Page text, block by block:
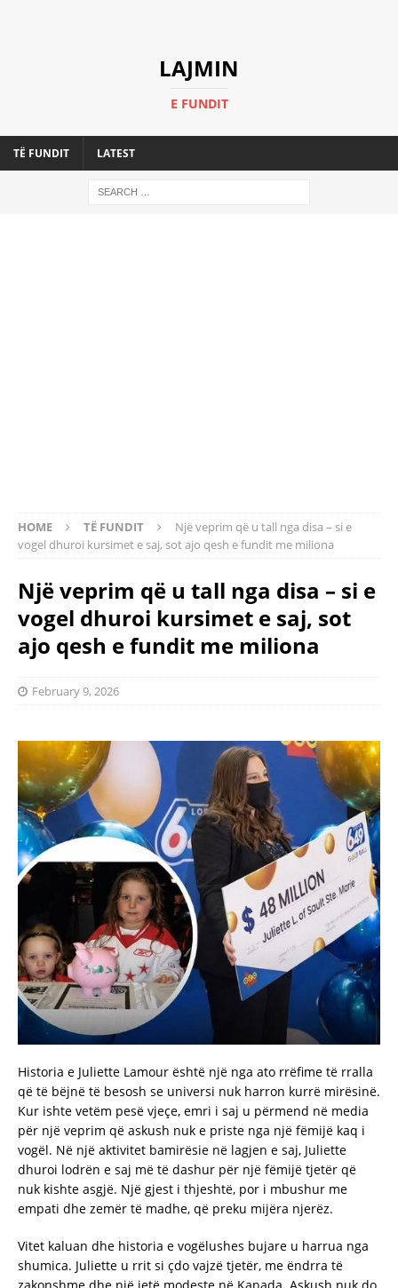
LAJMIN
E FUNDIT
TË FUNDIT LATEST
HOME TË FUNDIT
Një veprim që u tall nga disa – si e
vogel dhuroi kursimet e saj, sot ajo qesh e fundit me miliona
Një veprim që u tall nga disa – si e
vogel dhuroi kursimet e saj, sot
ajo qesh e fundit me miliona
February 9, 2026
Historia e Juliette Lamour është një nga ato rrëfime të rralla
që të bëjnë të besosh se universi nuk harron kurrë mirësinë.
Kur ishte vetëm pesë vjeçe, emri i saj u përmend në media
për një veprim që askush nuk e priste nga një fëmijë kaq i
vogël. Në një aktivitet bamirësie në lagjen e saj, Juliette
dhuroi lodrën e saj më të dashur për një fëmijë tjetër që
nuk kishte asgjë. Një gjest i thjeshtë, por i mbushur me
empati dhe zemër të madhe, që preku mijëra njerëz.
Vitet kaluan dhe historia e vogëlushes bujare u harrua nga
shumica. Juliette u rrit si çdo vajzë tjetër, me ëndrra të